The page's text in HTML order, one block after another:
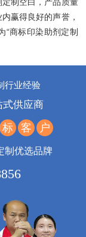
制空白，产品质量
赢得良好的声誉，
“商标印染助剂定制
行业经验
供应商
标 客 户
制优选品牌